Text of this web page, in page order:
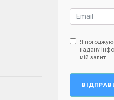
Я
надану
мій запит